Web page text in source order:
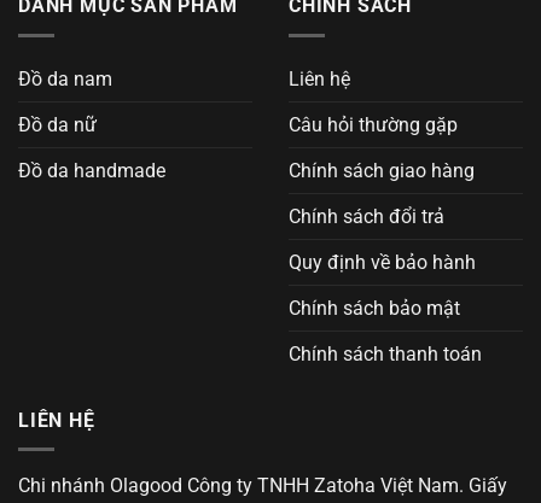
DANH MỤC SẢN PHẨM
Đồ da nam
Đồ da nữ
Đồ da handmade
CHÍNH SÁCH
Liên hệ
Câu hỏi thường gặp
Chính sách giao hàng
Chính sách đổi trả
Quy định về bảo hành
Chính sách bảo mật
Chính sách thanh toán
LIÊN HỆ
Chi nhánh Olagood Công ty TNHH Zatoha Việt Nam. Giấy